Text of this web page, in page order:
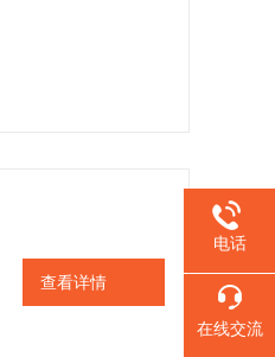
查看详情
电话
在线交流